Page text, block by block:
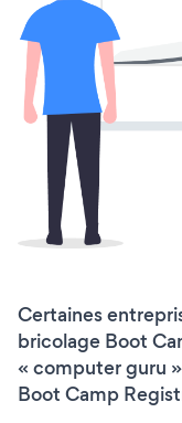
Certaines
bricolage Boot
« computer guru
Boot Camp